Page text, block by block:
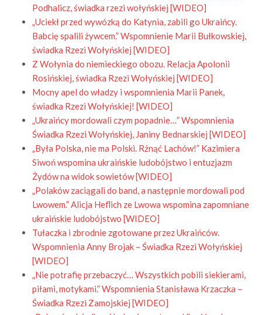
Podhalicz, świadka rzezi wołyńskiej [WIDEO]
„Uciekł przed wywózką do Katynia, zabili go Ukraińcy.
Babcię spalili żywcem.” Wspomnienie Marii Bułkowskiej,
świadka Rzezi Wołyńskiej [WIDEO]
Z Wołynia do niemieckiego obozu. Relacja Apolonii
Rosińskiej, świadka Rzezi Wołyńskiej [WIDEO]
Mocny apel do władzy i wspomnienia Marii Panek,
świadka Rzezi Wołyńskiej! [WIDEO]
„Ukraińcy mordowali czym popadnie…” Wspomnienia
Świadka Rzezi Wołyńskiej, Janiny Bednarskiej [WIDEO]
„Była Polska, nie ma Polski. Rżnąć Lachów!” Kazimiera
Siwoń wspomina ukraińskie ludobójstwo i entuzjazm
Żydów na widok sowietów [WIDEO]
„Polaków zaciągali do band, a następnie mordowali pod
Lwowem.” Alicja Heflich ze Lwowa wspomina zapomniane
ukraińskie ludobójstwo [WIDEO]
Tułaczka i zbrodnie zgotowane przez Ukraińców.
Wspomnienia Anny Brojak – Świadka Rzezi Wołyńskiej
[WIDEO]
„Nie potrafię przebaczyć… Wszystkich pobili siekierami,
piłami, motykami.” Wspomnienia Stanisława Krzaczka –
Świadka Rzezi Zamojskiej [WIDEO]